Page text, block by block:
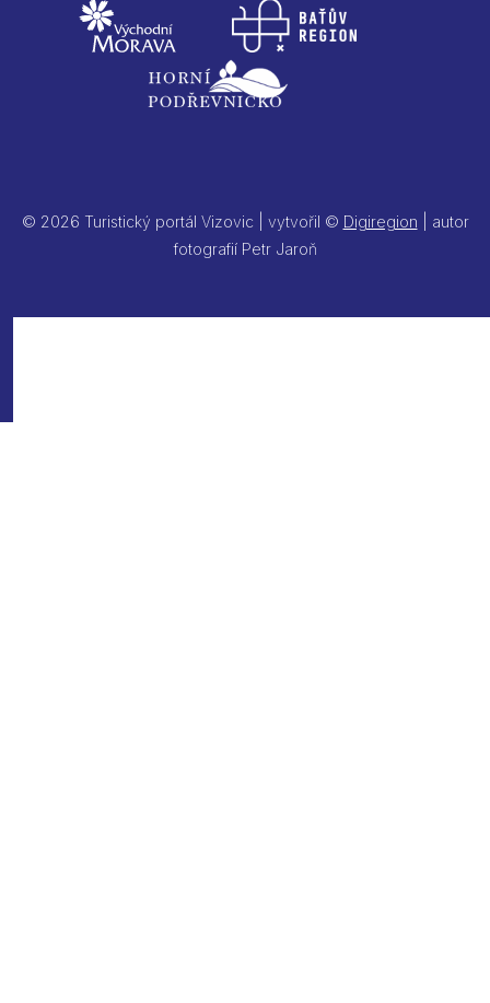
© 2026 Turistický portál Vizovic | vytvořil © Digiregion | autor
fotografií Petr Jaroň